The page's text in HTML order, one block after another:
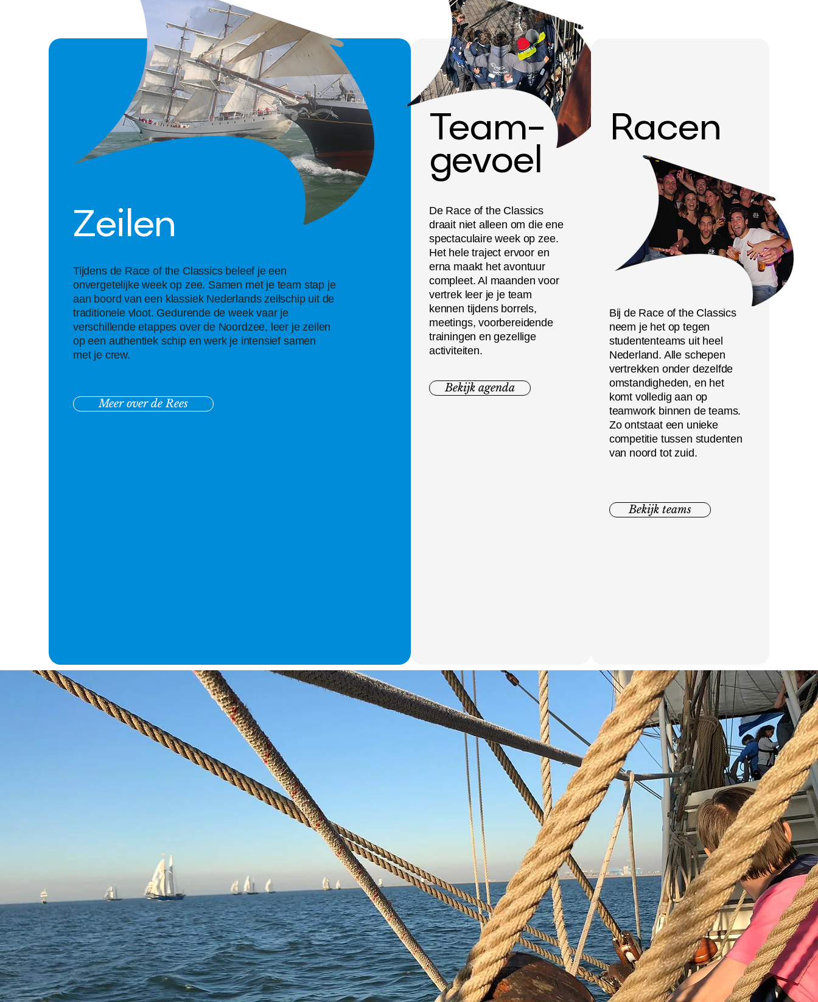
Zeilen
Tijdens de Race of the Classics beleef je een
onvergetelijke week op zee. Samen met je team stap je
aan boord van een klassiek Nederlands zeilschip uit de
traditionele vloot. Gedurende de week vaar je
verschillende etappes over de Noordzee, leer je zeilen
op een authentiek schip en werk je intensief samen
met je crew.
Meer over de Rees
Team-
gevoel
De Race of the Classics
draait niet alleen om die ene
spectaculaire week op zee.
Het hele traject ervoor en
erna maakt het avontuur
compleet. Al maanden voor
vertrek leer je je team
kennen tijdens borrels,
meetings, voorbereidende
trainingen en gezellige
activiteiten.
Bekijk agenda
Racen
Bij de Race of the Classics
neem je het op tegen
studententeams uit heel
Nederland. Alle schepen
vertrekken onder dezelfde
omstandigheden, en het
komt volledig aan op
teamwork binnen de teams.
Zo ontstaat een unieke
competitie tussen studenten
van noord tot zuid.
Bekijk teams